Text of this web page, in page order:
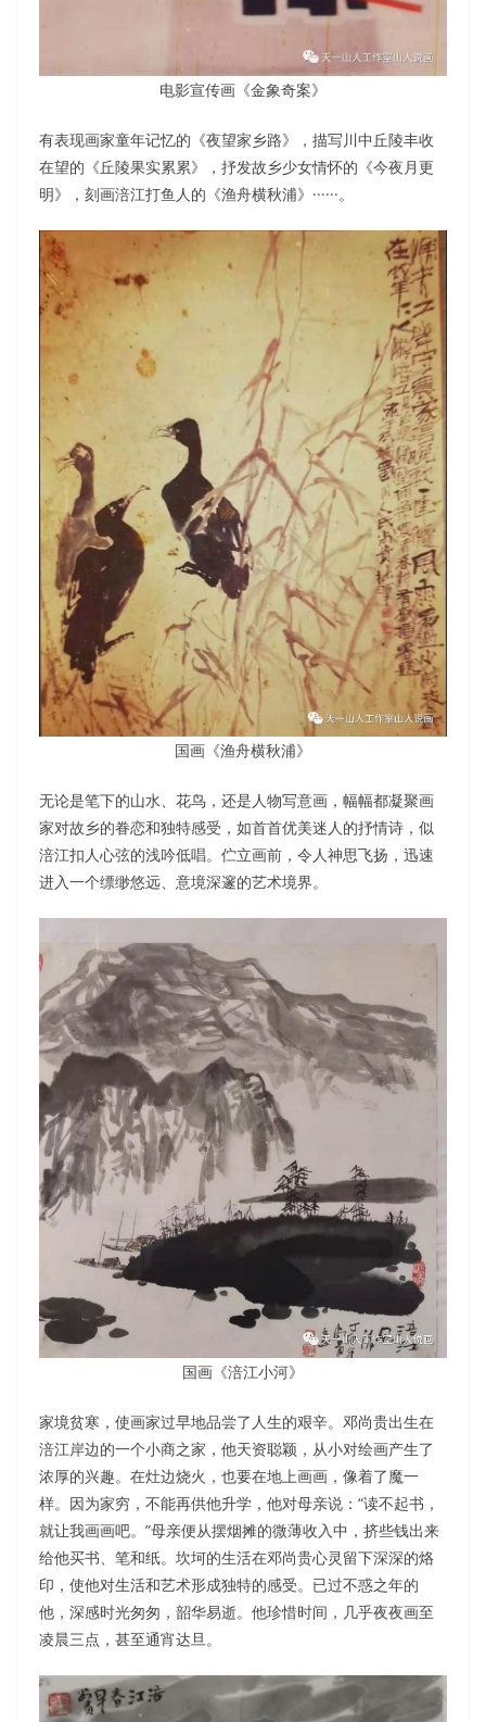
电影宣传画《金象奇案》
有表现画家童年记忆的《夜望家乡路》，描写川中丘陵丰收
在望的《丘陵果实累累》，抒发故乡少女情怀的《今夜月更
明》，刻画涪江打鱼人的《渔舟横秋浦》······。
国画《渔舟横秋浦》
无论是笔下的山水、花鸟，还是人物写意画，幅幅都凝聚画
家对故乡的眷恋和独特感受，如首首优美迷人的抒情诗，似
涪江扣人心弦的浅吟低唱。伫立画前，令人神思飞扬，迅速
进入一个缥缈悠远、意境深邃的艺术境界。
国画《涪江小河》
家境贫寒，使画家过早地品尝了人生的艰辛。邓尚贵出生在
涪江岸边的一个小商之家，他天资聪颖，从小对绘画产生了
浓厚的兴趣。在灶边烧火，也要在地上画画，像着了魔一
样。因为家穷，不能再供他升学，他对母亲说：“读不起书，
就让我画画吧。”母亲便从摆烟摊的微薄收入中，挤些钱出来
给他买书、笔和纸。坎坷的生活在邓尚贵心灵留下深深的烙
印，使他对生活和艺术形成独特的感受。已过不惑之年的
他，深感时光匆匆，韶华易逝。他珍惜时间，几乎夜夜画至
凌晨三点，甚至通宵达旦。